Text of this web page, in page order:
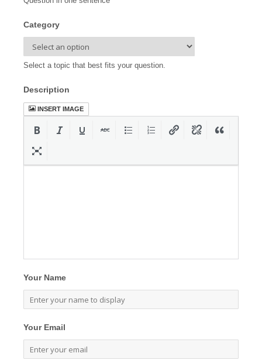
Category
Select a topic that best fits your question.
Description
INSERT IMAGE
Your Name
Your Email